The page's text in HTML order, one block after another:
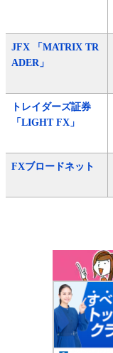
JFX 「MATRIX TR
ADER」
トレイダーズ証券
「LIGHT FX」
FXブロードネット